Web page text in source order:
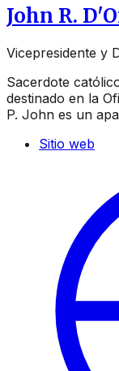
John R.
Vicepresidente y
Sacerdote
destinado en la
P. John es un
Sitio web